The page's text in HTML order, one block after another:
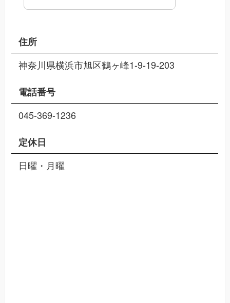
住所
神奈川県横浜市旭区鶴ヶ峰1-9-19-203
電話番号
045-369-1236
定休日
日曜・月曜